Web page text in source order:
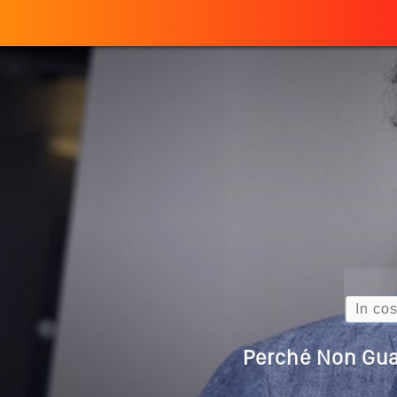
Search
Quando
Come
Cos’è La
Come
Quale Sarà Il Futuro Della
Perché
Perché Non
Quali Sono Gli